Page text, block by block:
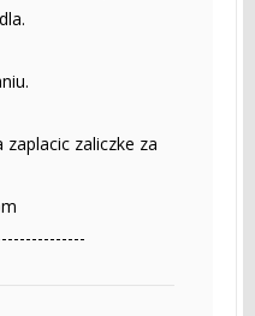
zaliczke za